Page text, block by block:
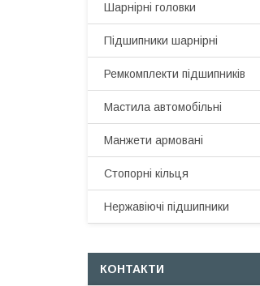
Шарнірні головки
Підшипники шарнірні
Ремкомплекти підшипників
Мастила автомобільні
Манжети армовані
Стопорні кільця
Нержавіючі підшипники
КОНТАКТИ